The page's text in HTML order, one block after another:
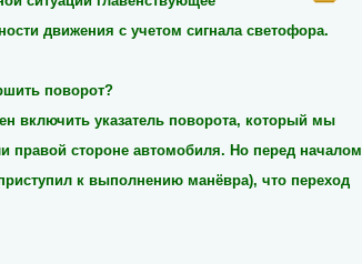
движения с учетом сигнала светофора.
поворот?
включить указатель поворота, который мы
правой стороне автомобиля. Но перед началом
к выполнению манёвра), что переход